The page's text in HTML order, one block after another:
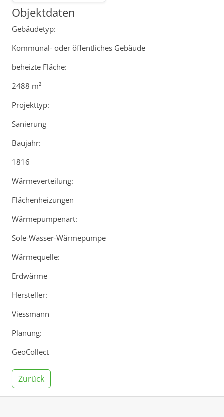
Objektdaten
Gebäudetyp:
Kommunal- oder öffentliches Gebäude
beheizte Fläche:
2488 m²
Projekttyp:
Sanierung
Baujahr:
1816
Wärmeverteilung:
Flächenheizungen
Wärmepumpenart:
Sole-Wasser-Wärmepumpe
Wärmequelle:
Erdwärme
Hersteller:
Viessmann
Planung:
GeoCollect
Zurück